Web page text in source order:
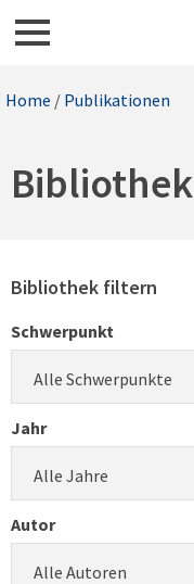
Home / Publikationen
Bibliothek
Bibliothek filtern
Schwerpunkt
Alle Schwerpunkte
Jahr
Alle Jahre
Autor
Alle Autoren